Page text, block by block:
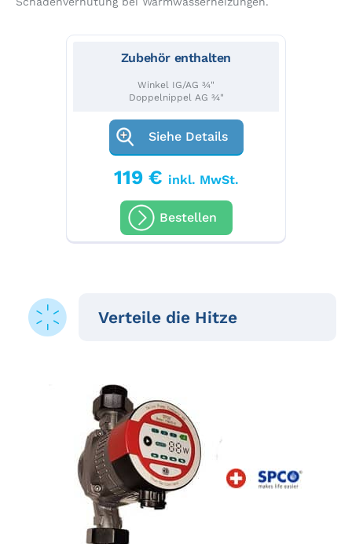
Zubehör enthalten
Winkel IG/AG ¾"
Doppelnippel AG ¾"
Siehe Details
119 € inkl. MwSt.
Bestellen
Verteile die Hitze